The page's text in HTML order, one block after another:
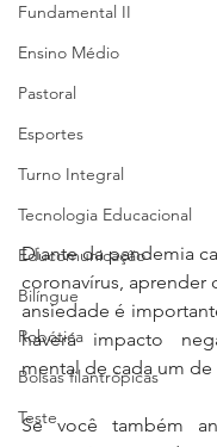
Fundamental II
Ensino Médio
Pastoral
Esportes
Turno Integral
Tecnologia Educacional
Educomunicação
Bilíngue
Robótica
Bolsas filantrópicas
Teste
Diante da pandemia
coronavírus, aprender
ansiedade é
haverá impacto
mental de cada um de
Se você também